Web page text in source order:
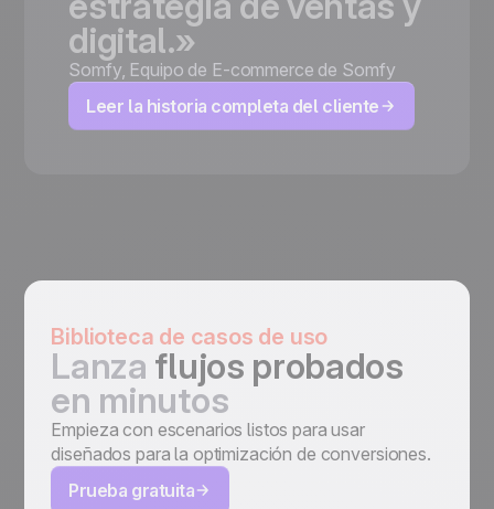
digital.»
Somfy, Equipo de E-commerce de Somfy
Leer la historia completa del cliente
Biblioteca de casos de uso
Lanza flujos probados
en minutos
Empieza con escenarios listos para usar
diseñados para la optimización de conversiones.
Prueba gratuita